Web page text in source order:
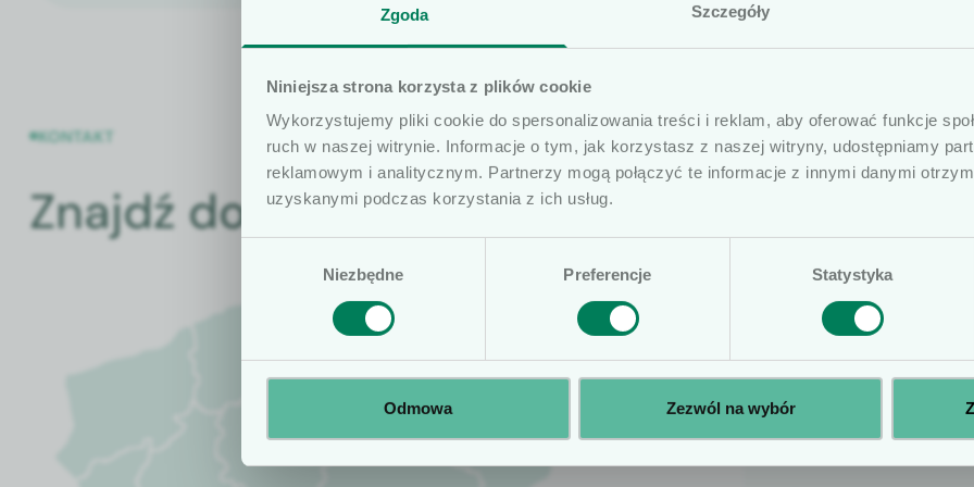
Zgoda Szczegóły
Niniejsza strona korzysta z plików cookie
Wykorzystujemy pliki cookie do spersonalizowania treści i reklam, aby oferować funkcje
ruch w naszej witrynie. Informacje o tym, jak korzystasz z naszej witryny, udostępniamy
reklamowym i analitycznym. Partnerzy mogą połączyć te informacje z innymi danymi
uzyskanymi podczas korzystania z ich usług.
Niezbędne Preferencje Statystyka
Odmowa Zezwól na wybór
KONTAKT
Znajdź doradcę
Wybierz
Aleksandra
Kowalska
Szanowni użytkownicy
wyłącznie dla osób profesjonalnie związanych z dziedziną wyrobów
szczególności, kierujemy ofertę do osób wykonujących zawód
obrót wyrobami medycznymi oraz ich pracowników i
że treści zamieszczone na naszej stronie nie stanowią porad